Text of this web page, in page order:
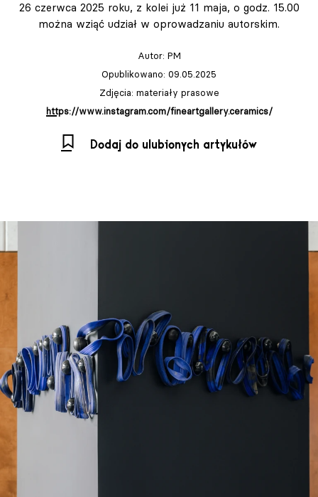
26 czerwca 2025 roku, z kolei już 11 maja, o godz. 15.00
można wziąć udział w oprowadzaniu autorskim.
Autor: PM
Opublikowano: 09.05.2025
Zdjęcia: materiały prasowe
https://www.instagram.com/fineartgallery.ceramics/
Dodaj do ulubionych artykułów